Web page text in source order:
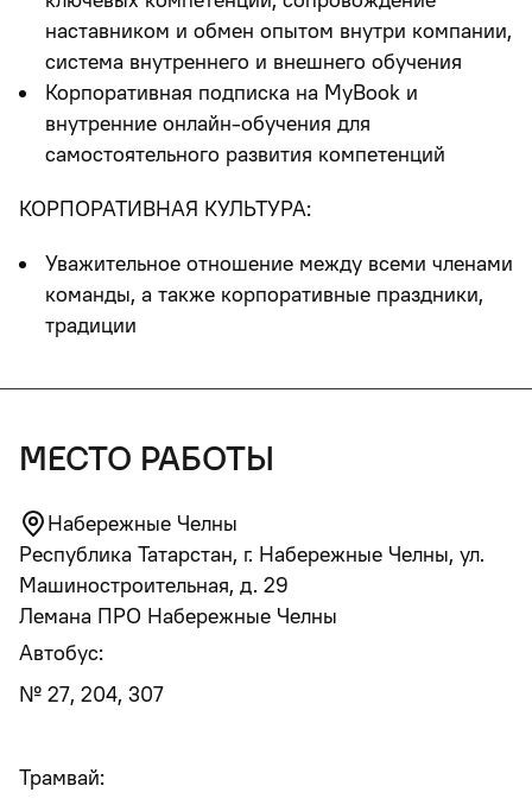
наставником и обмен опытом внутри компании,
система внутреннего и внешнего обучения
Корпоративная подписка на MyBook и
внутренние онлайн-обучения для
самостоятельного развития компетенций
КОРПОРАТИВНАЯ КУЛЬТУРА:
Уважительное отношение между всеми членами
команды, а также корпоративные праздники,
традиции
место работы
Набережные Челны
Республика Татарстан, г. Набережные Челны, ул.
Машиностроительная, д. 29
Лемана ПРО Набережные Челны
Автобус:
№ 27, 204, 307
Трамвай: